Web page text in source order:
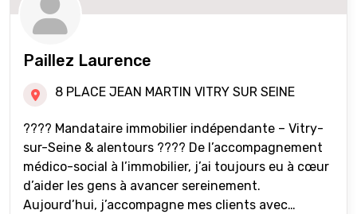
Paillez Laurence
8 PLACE JEAN MARTIN VITRY SUR SEINE
???? Mandataire immobilier indépendante – Vitry-
sur-Seine & alentours ???? De l’accompagnement
médico-social à l’immobilier, j’ai toujours eu à cœur
d’aider les gens à avancer sereinement.
Aujourd’hui, j’accompagne mes clients avec